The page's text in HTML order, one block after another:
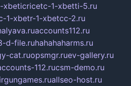
xbeticricetc-1-xbetti-5.ru
1-xbetr-1-xbetcc-2.ru
accounts112.ru
d-file.ruhahahaharms.ru
cat.ruopsmgr.ruev-gallery.ru
112.rucsm-demo.ru
allseo-host.ru